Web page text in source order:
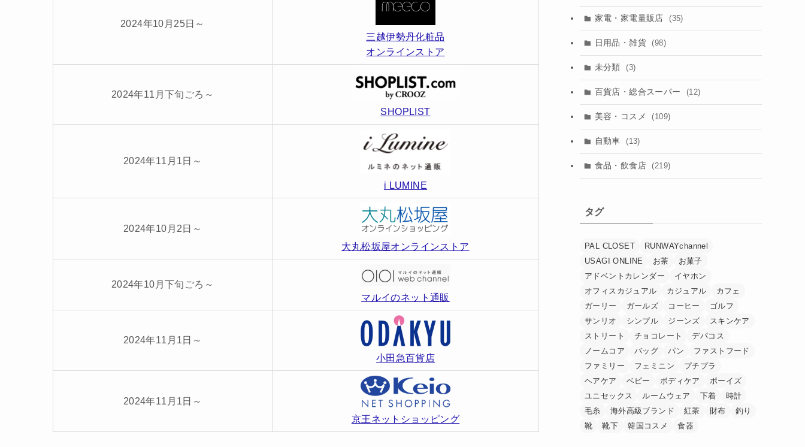
2024年10月25日～
三越伊勢丹化粧品
オンラインストア
2024年11月下旬ごろ～
SHOPLIST
2024年11月1日～
i LUMINE
2024年10月2日～
大丸松坂屋オンラインストア
2024年10月下旬ごろ～
マルイのネット通販
2024年11月1日～
小田急百貨店
2024年11月1日～
京王ネットショッピング
家電・家電量販店 (35)
日用品・雑貨 (98)
未分類 (3)
百貨店・総合スーパー (12)
美容・コスメ (109)
自動車 (13)
食品・飲食店 (219)
タグ
PAL CLOSET
RUNWAYchannel
USAGI ONLINE
お茶
お菓子
アドベントカレンダー
イヤホン
オフィスカジュアル
カジュアル
カフェ
ガーリー
ガールズ コーヒー
ゴルフ
サンリオ
シンプル ジーンズ
スキンケア
ストリート
チョコレート
デパコス
ノームコア
バッグ パン
ファストフード
ファミリー
フェミニン
プチプラ
ヘアケア
ベビー ボディケア
ボーイズ
ユニセックス
ルームウェア 下着
時計
毛糸
海外高級ブランド 紅茶 財布
釣り
靴
靴下 韓国コスメ 食器